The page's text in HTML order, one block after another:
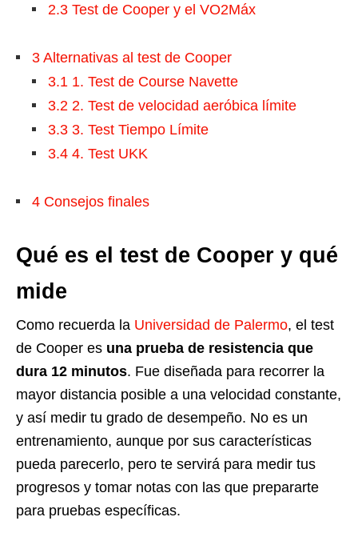
2.3 Test de Cooper y el VO2Máx
3 Alternativas al test de Cooper
3.1 1. Test de Course Navette
3.2 2. Test de velocidad aeróbica límite
3.3 3. Test Tiempo Límite
3.4 4. Test UKK
4 Consejos finales
Qué es el test de Cooper y qué
mide
Como recuerda la Universidad de Palermo, el test
de Cooper es una prueba de resistencia que
dura 12 minutos. Fue diseñada para recorrer la
mayor distancia posible a una velocidad constante,
y así medir tu grado de desempeño. No es un
entrenamiento, aunque por sus características
pueda parecerlo, pero te servirá para medir tus
progresos y tomar notas con las que prepararte
para pruebas específicas.